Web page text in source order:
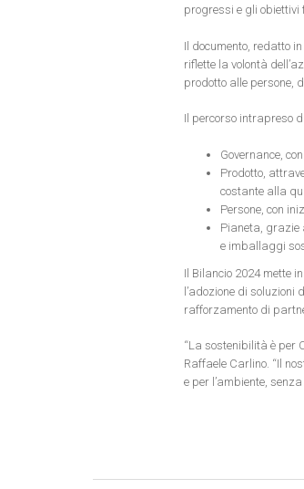
progressi e gli
Il documento, redatto
riflette la volontà
prodotto alle persone,
Il percorso intrapreso
Governance,
Prodotto,
costante alla
Persone, con
Pianeta, grazie
e imballaggi
Il Bilancio 2024 mette
l’adozione di
rafforzamento di
“La sostenibilità è per
Raffaele Carlino. “Il
e per l’ambiente,